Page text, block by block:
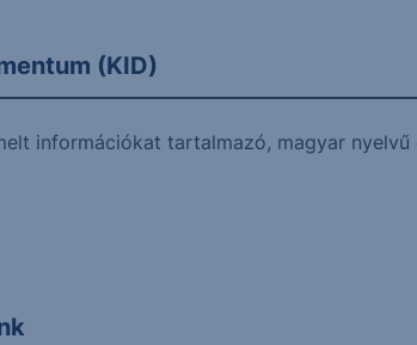
(KID)
információkat tartalmazó, magyar nyelvű